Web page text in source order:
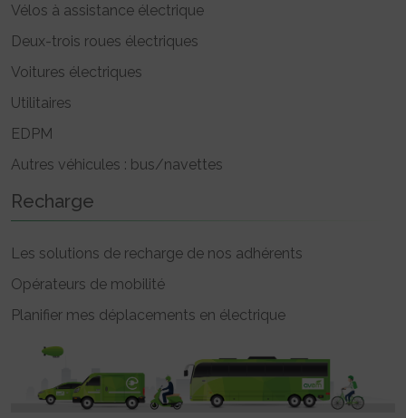
Vélos à assistance électrique
Deux-trois roues électriques
Voitures électriques
Utilitaires
EDPM
Autres véhicules : bus/navettes
Recharge
Les solutions de recharge de nos adhérents
Opérateurs de mobilité
Planifier mes déplacements en électrique